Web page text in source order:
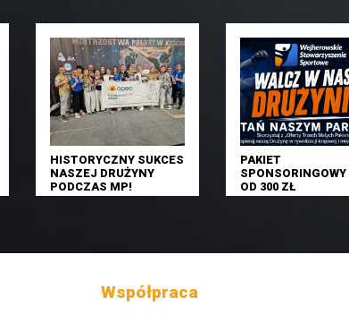
HISTORYCZNY SUKCES
NASZEJ DRUŻYNY
PODCZAS MP!
PAKIET
OD 300 ZŁ
Współpraca